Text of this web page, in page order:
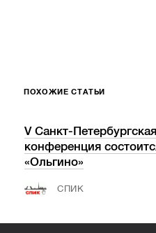
ПОХОЖИЕ СТАТЬИ
V Санкт-
конференция
«Ольгино»
СПИК